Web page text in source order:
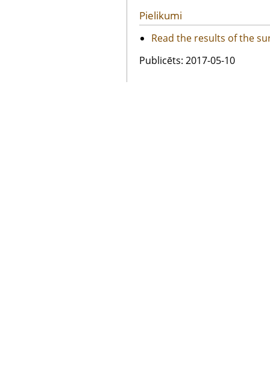
Pielikumi
Read the results of the
Publicēts: 2017-05-10